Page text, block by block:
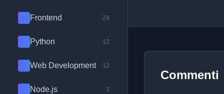
Frontend 29
Python 12
Web Development 12
Node.js 3
Commenti